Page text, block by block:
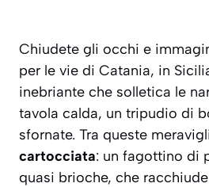
Chiudete gli occhi e
per le vie di Catania, in
inebriante che solletica le
tavola calda, un tripudio di
sfornate. Tra queste
cartocciata: un fagottino di
quasi brioche, che